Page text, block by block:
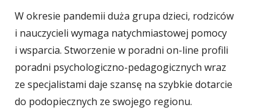
W okresie pandemii duża grupa dzieci, rodziców
i nauczycieli wymaga natychmiastowej pomocy
i wsparcia. Stworzenie w poradni on-line profili
poradni psychologiczno-pedagogicznych wraz
ze specjalistami daje szansę na szybkie dotarcie
do podopiecznych ze swojego regionu.